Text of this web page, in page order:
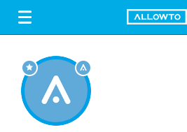
FREE DOWNLOAD